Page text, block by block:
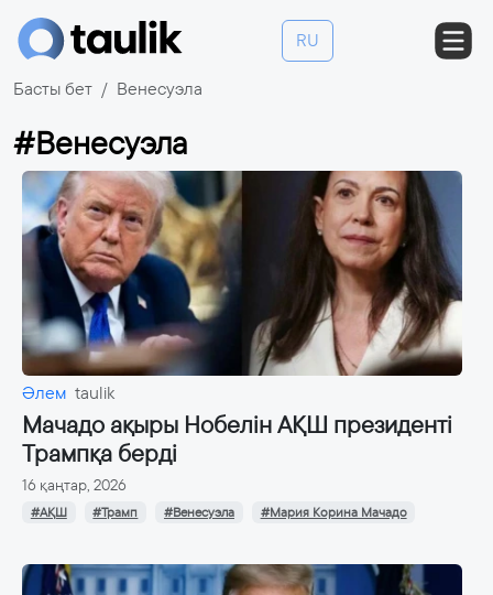
RU
Басты бет Венесуэла
#Венесуэла
Әлем taulik
Мачадо ақыры Нобелін АҚШ президенті
Трампқа берді
16 қаңтар, 2026
#АҚШ #Трамп #Венесуэла #Мария Корина Мачадо